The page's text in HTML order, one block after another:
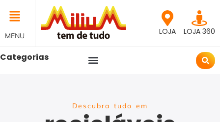
MENU LOJA LOJA 360
Categorias
Descubra tudo em